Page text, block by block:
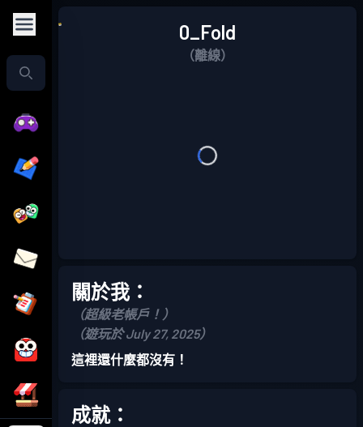
0_Fold
（離線）
關於我：
（超級老帳戶！）
（遊玩於 July 27, 2025）
這裡還什麼都沒有！
成就：